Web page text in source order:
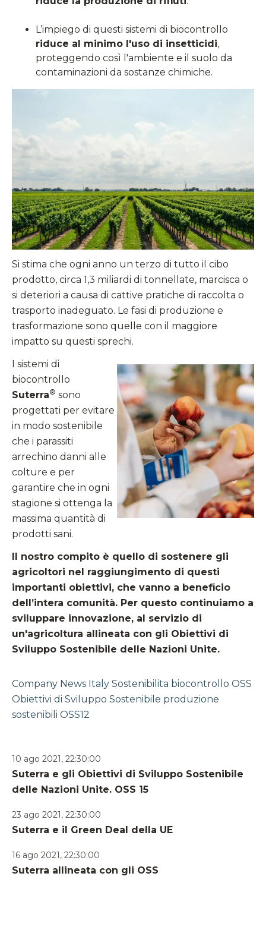
L’impiego di questi sistemi di biocontrollo
riduce al minimo l'uso di insetticidi,
proteggendo così l'ambiente e il suolo da
contaminazioni da sostanze chimiche.
Si stima che ogni anno un terzo di tutto il cibo
prodotto, circa 1,3 miliardi di tonnellate, marcisca o
si deteriori a causa di cattive pratiche di raccolta o
trasporto inadeguato. Le fasi di produzione e
trasformazione sono quelle con il maggiore
impatto su questi sprechi.
I sistemi di
biocontrollo
Suterra® sono
progettati per evitare
in modo sostenibile
che i parassiti
arrechino danni alle
colture e per
garantire che in ogni
stagione si ottenga la
massima quantità di
prodotti sani.
Il nostro compito è quello di sostenere gli
agricoltori nel raggiungimento di questi
importanti obiettivi, che vanno a beneficio
dell’intera comunità. Per questo continuiamo a
sviluppare innovazione, al servizio di
un'agricoltura allineata con gli Obiettivi di
Sviluppo Sostenibile delle Nazioni Unite.
Company News Italy Sostenibilita biocontrollo OSS
Obiettivi di Sviluppo Sostenibile produzione
sostenibili OSS12
10 ago 2021, 22:30:00
Suterra e gli Obiettivi di Sviluppo Sostenibile
delle Nazioni Unite. OSS 15
23 ago 2021, 22:30:00
Suterra e il Green Deal della UE
16 ago 2021, 22:30:00
Suterra allineata con gli OSS